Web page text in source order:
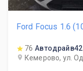
Ford Focus 1.6
76 Автодрайв42
Кемерово, ул.